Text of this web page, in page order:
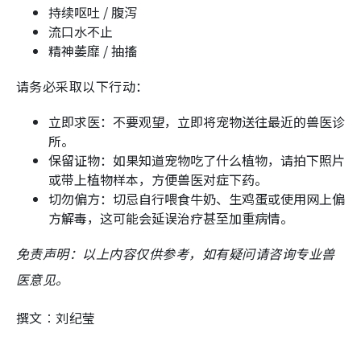
持续呕吐 / 腹泻
流口水不止
精神萎靡 / 抽搐
请务必采取以下行动：
立即求医：不要观望，立即将宠物送往最近的兽医诊
所。
保留证物：如果知道宠物吃了什么植物，请拍下照片
或带上植物样本，方便兽医对症下药。
切勿偏方：切忌自行喂食牛奶、生鸡蛋或使用网上偏
方解毒，这可能会延误治疗甚至加重病情。
免责声明：以上内容仅供参考，如有疑问请咨询专业兽
医意见。
撰文︰刘纪莹